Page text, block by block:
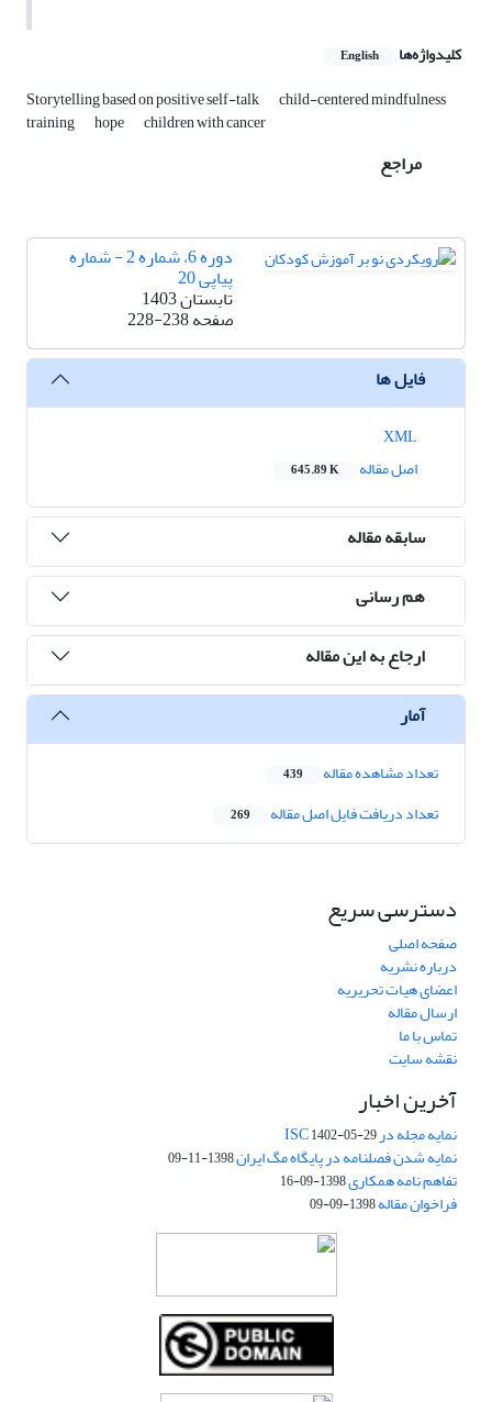
کلیدواژه‌ها English
Storytelling based on positive self-talk child-centered mindfulness
training hope children with cancer
مراجع
دوره 6، شماره 2 - شماره
پیاپی 20
تابستان 1403
صفحه228-238
فایل ها
اصل مقاله
645.89 K
سابقه مقاله
هم رسانی
ارجاع به این مقاله
آمار
تعداد مشاهده مقاله 439
تعداد دریافت فایل اصل مقاله 269
دسترسی سریع
صفحه اصلی
درباره نشریه
اعضای هیات تحریریه
ارسال مقاله
تماس با ما
نقشه سایت
آخرین اخبار
نمایه مجله در ISC1402-05-29
نمایه شدن فصلنامه در پایگاه مگ ایران1398-11-09
تفاهم نامه همکاری1398-09-16
فراخوان مقاله1398-09-09